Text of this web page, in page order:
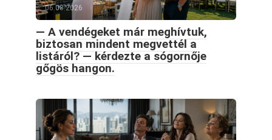
06.08.2026
— A vendégeket már meghívtuk,
biztosan mindent megvettél a
listáról? — kérdezte a sógornője
gőgös hangon.